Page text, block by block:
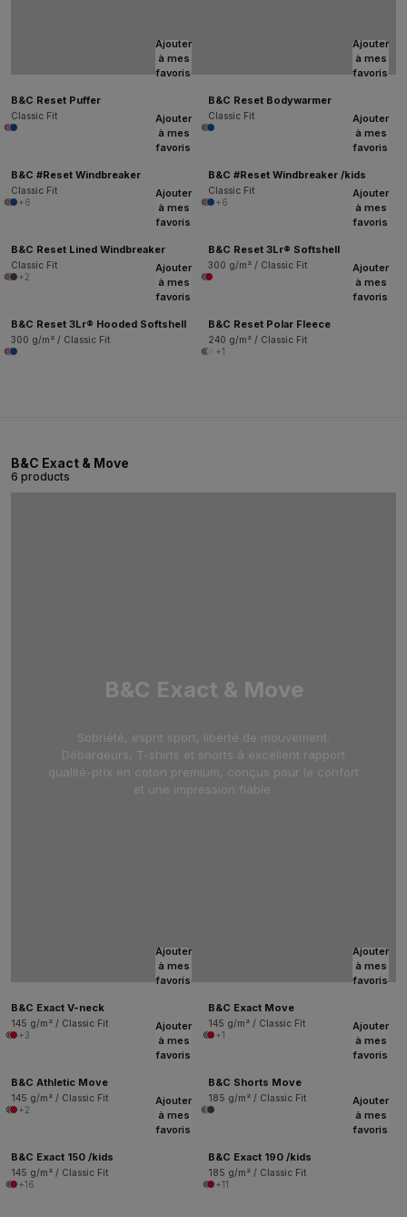
Ajouter
à mes
favoris
B&C Reset Puffer
Classic Fit
Ajouter
à mes
favoris
B&C Reset Bodywarmer
Classic Fit
Ajouter
à mes
favoris
B&C #Reset Windbreaker
Classic Fit
+6
Ajouter
à mes
favoris
B&C #Reset Windbreaker /kids
Classic Fit
+6
Ajouter
à mes
favoris
B&C Reset Lined Windbreaker
Classic Fit
+2
Ajouter
à mes
favoris
B&C Reset 3Lr® Softshell
300 g/m² / Classic Fit
Ajouter
à mes
favoris
B&C Reset 3Lr® Hooded Softshell
300 g/m² / Classic Fit
Ajouter
à mes
favoris
B&C Reset Polar Fleece
240 g/m² / Classic Fit
+1
B&C Exact & Move
6 products
B&C Exact & Move
Sobriété, esprit sport, liberté de mouvement.
Débardeurs, T-shirts et shorts à excellent rapport
qualité-prix en coton premium, conçus pour le confort
et une impression fiable.
Ajouter
à mes
favoris
B&C Exact V-neck
145 g/m² / Classic Fit
+3
Ajouter
à mes
favoris
B&C Exact Move
145 g/m² / Classic Fit
+1
Ajouter
à mes
favoris
B&C Athletic Move
145 g/m² / Classic Fit
+2
Ajouter
à mes
favoris
B&C Shorts Move
185 g/m² / Classic Fit
Ajouter
à mes
favoris
B&C Exact 150 /kids
145 g/m² / Classic Fit
+16
Ajouter
à mes
favoris
B&C Exact 190 /kids
185 g/m² / Classic Fit
+11